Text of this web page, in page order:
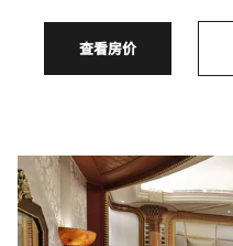
查看房价